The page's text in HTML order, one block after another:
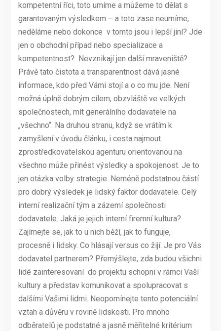
kompetentní říci, toto umíme a můžeme to dělat s
garantovaným výsledkem – a toto zase neumíme,
neděláme nebo dokonce v tomto jsou i lepší jiní? Jde
jen o obchodní případ nebo specializace a
kompetentnost? Nevznikají jen další mraveniště?
Právě tato čistota a transparentnost dává jasné
informace, kdo před Vámi stojí a o co mu jde. Není
možná úplně dobrým cílem, obzvláště ve velkých
společnostech, mít generálního dodavatele na
„všechno“. Na druhou stranu, když se vrátím k
zamyšlení v úvodu článku, i cesta najmout
zprostředkovatelskou agenturu orientovanou na
všechno může přinést výsledky a spokojenost. Je to
jen otázka volby strategie. Neméně podstatnou částí
pro dobrý výsledek je lidský faktor dodavatele. Celý
interní realizační tým a zázemí společnosti
dodavatele. Jaká je jejich interní firemní kultura?
Zajímejte se, jak to u nich běží, jak to funguje,
procesně i lidsky. Co hlásají versus co žijí. Je pro Vás
dodavatel partnerem? Přemýšlejte, zda budou všichni
lidé zainteresovaní do projektu schopni v rámci Vaší
kultury a představ komunikovat a spolupracovat s
dalšími Vašimi lidmi. Neopomínejte tento potenciální
vztah a důvěru v rovině lidskosti. Pro mnoho
odběratelů je podstatné a jasně měřitelné kritérium